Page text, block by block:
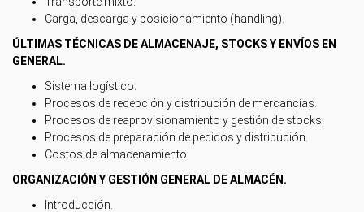
Carga, descarga y posicionamiento (handling).
ÚLTIMAS TÉCNICAS DE ALMACENAJE, STOCKS Y ENVÍOS EN
GENERAL.
Sistema logístico.
Procesos de recepción y distribución de mercancías.
Procesos de reaprovisionamiento y gestión de stocks.
Procesos de preparación de pedidos y distribución.
Costos de almacenamiento.
ORGANIZACIÓN Y GESTIÓN GENERAL DE ALMACÉN.
Introducción.